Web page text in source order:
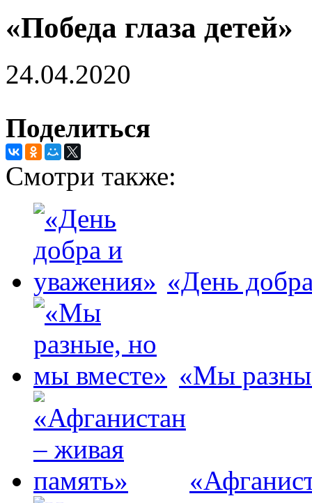
«Победа глаза детей»
24.04.2020
Поделиться
Смотри также:
«День
«Мы